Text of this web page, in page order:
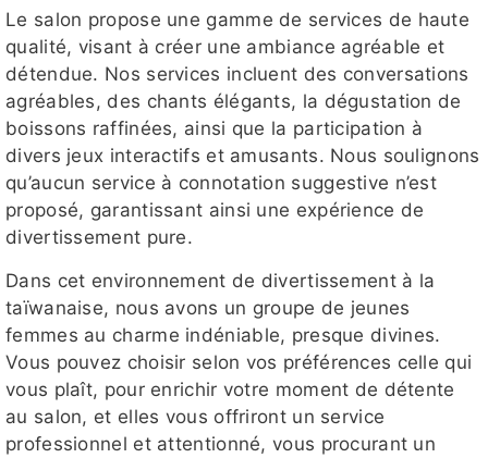
Le salon propose une gamme de services de haute
qualité, visant à créer une ambiance agréable et
détendue. Nos services incluent des conversations
agréables, des chants élégants, la dégustation de
boissons raffinées, ainsi que la participation à
divers jeux interactifs et amusants. Nous soulignons
qu’aucun service à connotation suggestive n’est
proposé, garantissant ainsi une expérience de
divertissement pure.
Dans cet environnement de divertissement à la
taïwanaise, nous avons un groupe de jeunes
femmes au charme indéniable, presque divines.
Vous pouvez choisir selon vos préférences celle qui
vous plaît, pour enrichir votre moment de détente
au salon, et elles vous offriront un service
professionnel et attentionné, vous procurant un